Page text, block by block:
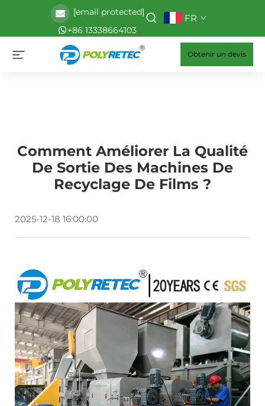
[email protected]
+86 13338664103
FR
Obtenir un devis
Comment Améliorer La Qualité
De Sortie Des Machines De
Recyclage De Films ?
2025-12-18 16:00:00